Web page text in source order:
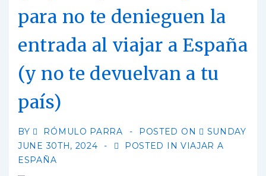
para no te denieguen la
entrada al viajar a España
(y no te devuelvan a tu
país)
BY RÓMULO PARRA POSTED ON
SUNDAY
JUNE 30TH, 2024
POSTED IN VIAJAR A
ESPAÑA